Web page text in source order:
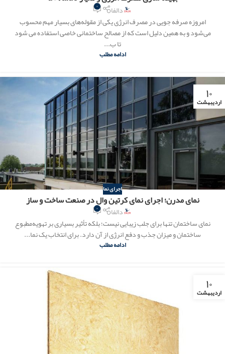
دالفا ۰
امروزه صرفه جویی در مصرف انرژی یکی از مقوله‌های بسیار مهم محسوب
می‌شود و به همین دلیل است که از مصالح ساختمانی خاصی استفاده می شود
تا ب...
ادامه مطلب
۱۰
اردیبهشت
اجرای نما
نمای مدرن؛ اجرای نمای کرتین وال در صنعت ساخت و ساز
دالفا ۰
نمای ساختمان تنها برای جلب زیبایی نیست؛ بلکه تأثیر بسیاری بر تهویه‌مطبوع
ساختمان و میزان جذب و دفع انرژی از آن دارد. برای انتخاب یک نما...
ادامه مطلب
۱۰
اردیبهشت